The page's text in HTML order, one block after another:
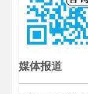
媒体报道